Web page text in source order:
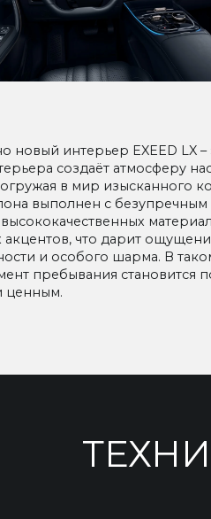
новый интерьер EXEED LX –
создаёт атмосферу
в мир изысканного
выполнен с
высококачественных
акцентов, что дарит
и особого шарма. В
пребывания становится
ценным.